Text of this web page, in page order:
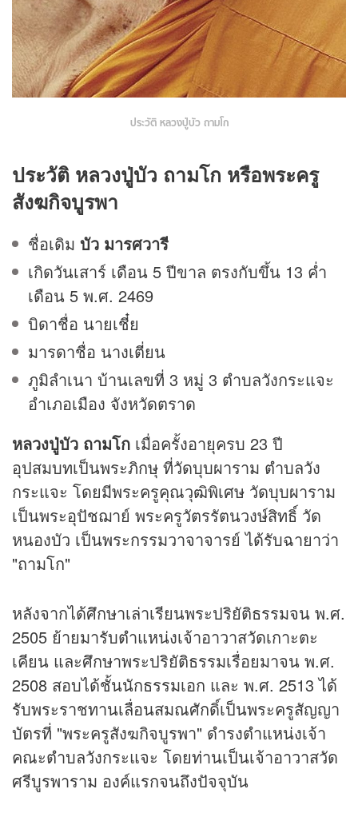
ประวัติ หลวงปู่บัว ถามโก
ประวัติ หลวงปู่บัว ถามโก หรือพระครู
สังฆกิจบูรพา
ชื่อเดิม บัว มารศวารี
เกิดวันเสาร์ เดือน 5 ปีขาล ตรงกับขึ้น 13 ค่ำ
เดือน 5 พ.ศ. 2469
บิดาชื่อ นายเชี๋ย
มารดาชื่อ นางเตี่ยน
ภูมิลำเนา บ้านเลขที่ 3 หมู่ 3 ตำบลวังกระแจะ
อำเภอเมือง จังหวัดตราด
หลวงปู่บัว ถามโก เมื่อครั้งอายุครบ 23 ปี
อุปสมบทเป็นพระภิกษุ ที่วัดบุบผาราม ตำบลวัง
กระแจะ โดยมีพระครูคุณวุฒิพิเศษ วัดบุบผาราม
เป็นพระอุปัชฌาย์ พระครูวัตรรัตนวงษ์สิทธิ์ วัด
หนองบัว เป็นพระกรรมวาจาจารย์ ได้รับฉายาว่า
"ถามโก"
หลังจากได้ศึกษาเล่าเรียนพระปริยัติธรรมจน พ.ศ.
2505 ย้ายมารับตำแหน่งเจ้าอาวาสวัดเกาะตะ
เคียน และศึกษาพระปริยัติธรรมเรื่อยมาจน พ.ศ.
2508 สอบได้ชั้นนักธรรมเอก และ พ.ศ. 2513 ได้
รับพระราชทานเลื่อนสมณศักดิ์เป็นพระครูสัญญา
บัตรที่ "พระครูสังฆกิจบูรพา" ดำรงตำแหน่งเจ้า
คณะตำบลวังกระแจะ โดยท่านเป็นเจ้าอาวาสวัด
ศรีบูรพาราม องค์แรกจนถึงปัจจุบัน